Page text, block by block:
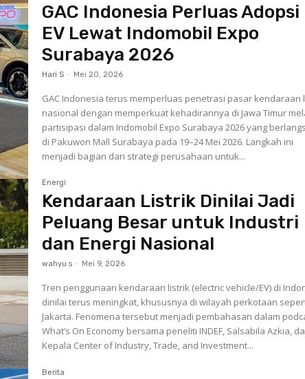
GAC Indonesia Perluas Adopsi
EV Lewat Indomobil Expo
Surabaya 2026
Hari S - Mei 20, 2026
GAC Indonesia terus memperluas penetrasi pasar kendaraan
nasional dengan memperkuat kehadirannya di Jawa Timur
partisipasi dalam Indomobil Expo Surabaya 2026 yang
di Pakuwon Mall Surabaya pada 19–24 Mei 2026. Langkah ini
menjadi bagian dari strategi perusahaan untuk...
Energi
Kendaraan Listrik Dinilai Jadi
Peluang Besar untuk Industri
dan Energi Nasional
wahyu s - Mei 9, 2026
Tren penggunaan kendaraan listrik (electric vehicle/EV) di
dinilai terus meningkat, khususnya di wilayah perkotaan
Jakarta. Fenomena tersebut menjadi pembahasan dalam
What’s On Economy bersama peneliti INDEF, Salsabila Azkia,
Kepala Center of Industry, Trade, and Investment...
Berita